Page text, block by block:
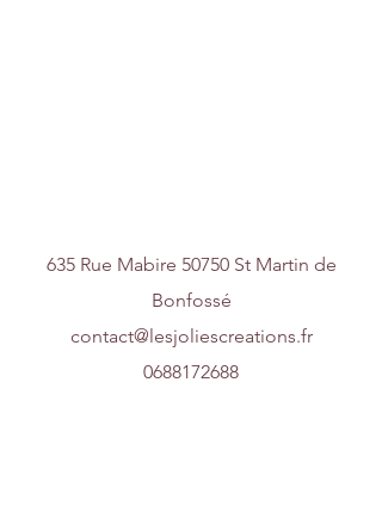
635 Rue Mabire 50750 St Martin de
Bonfossé
contact@lesjoliescreations.fr
0688172688